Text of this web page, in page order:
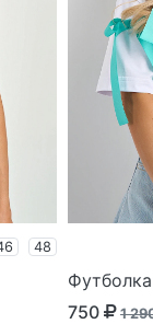
48
750
1